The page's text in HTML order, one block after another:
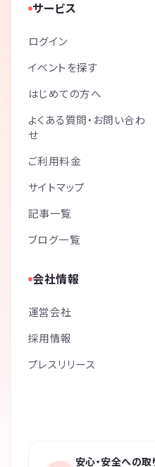
サービス
ログイン
イベントを探す
はじめての方へ
よくある質問・お問い合わ
せ
ご利用料金
サイトマップ
記事一覧
ブログ一覧
会社情報
運営会社
採用情報
プレスリリース
安心・安全への取